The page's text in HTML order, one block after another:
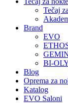
Tečaj
Brand
EVO
BI-
Blog
Oprema za
Katalog
EVO Saloni